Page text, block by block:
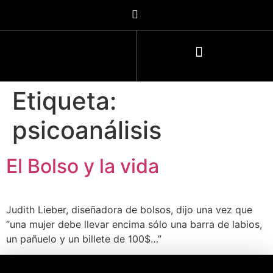
Etiqueta:
psicoanálisis
El Bolso y la vida
Judith Lieber, diseñadora de bolsos, dijo una vez que
“una mujer debe llevar encima sólo una barra de labios,
un pañuelo y un billete de 100$…”